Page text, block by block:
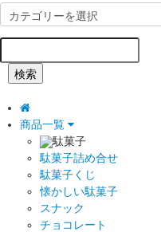
検索
商品一覧
駄菓子
駄菓子詰め合せ
駄菓子くじ
懐かしい駄菓子
スナック
チョコレート